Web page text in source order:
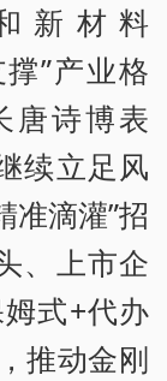
新材料
”产业格
唐诗博表
续立足风
准滴灌”招
、上市企
式+代办
推动金刚